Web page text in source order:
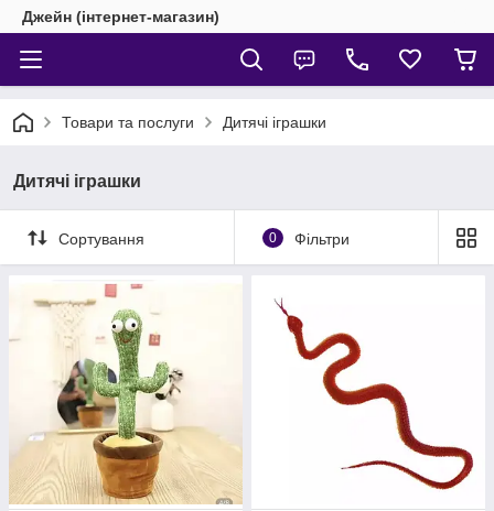
Джейн (інтернет-магазин)
Товари та послуги Дитячі іграшки
Дитячі іграшки
Сортування 0 Фільтри